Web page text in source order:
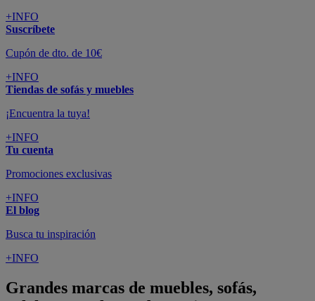
+INFO
Suscríbete
Cupón de dto. de 10€
+INFO
Tiendas de sofás y muebles
¡Encuentra la tuya!
+INFO
Tu cuenta
Promociones exclusivas
+INFO
El blog
Busca tu inspiración
+INFO
Grandes marcas de muebles, sofás,